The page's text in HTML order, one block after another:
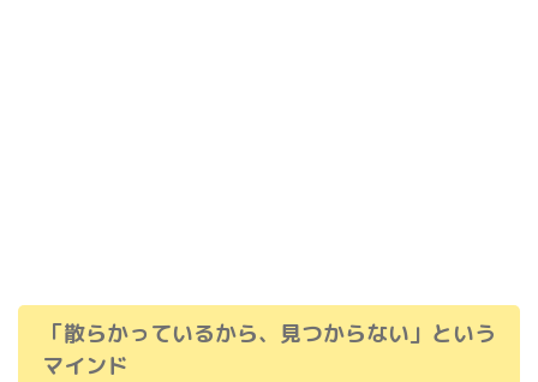
「散らかっているから、見つからない」という
マインド